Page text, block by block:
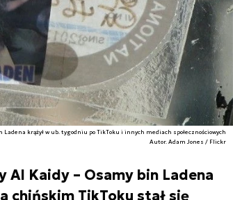
Ladena krążył w ub. tygodniu po TikToku i innych mediach społecznościowych
Autor. Adam Jones / Flickr
Al Kaidy – Osamy bin Ladena
chińskim TikToku stał się